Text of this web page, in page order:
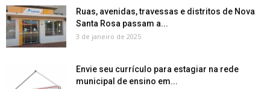
Ruas, avenidas, travessas e distritos de Nova
Santa Rosa passam a...
3 de janeiro de 2025
Envie seu currículo para estagiar na rede
municipal de ensino em...